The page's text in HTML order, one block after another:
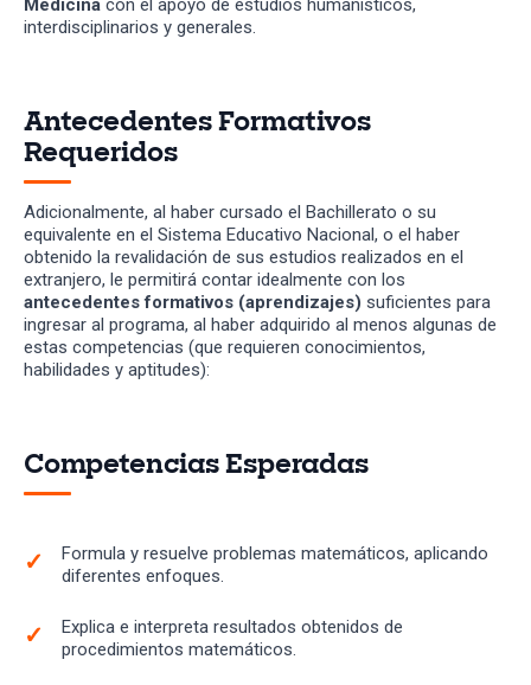
Medicina con el apoyo de estudios humanísticos,
interdisciplinarios y generales.
Antecedentes Formativos
Requeridos
Adicionalmente, al haber cursado el Bachillerato o su
equivalente en el Sistema Educativo Nacional, o el haber
obtenido la revalidación de sus estudios realizados en el
extranjero, le permitirá contar idealmente con los
antecedentes formativos (aprendizajes) suficientes para
ingresar al programa, al haber adquirido al menos algunas de
estas competencias (que requieren conocimientos,
habilidades y aptitudes):
Competencias Esperadas
Formula y resuelve problemas matemáticos, aplicando
diferentes enfoques.
Explica e interpreta resultados obtenidos de
procedimientos matemáticos.